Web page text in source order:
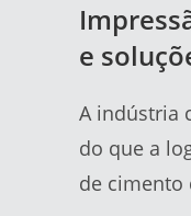
e
A indústria
do que a
de cimento